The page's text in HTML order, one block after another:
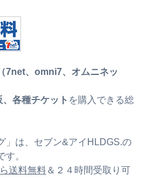
7net、omni7、オムニネッ
各種チケット を購入できる総
」は、セブン&アイHLDGS.の
。
送料無料＆２４時間受取り可